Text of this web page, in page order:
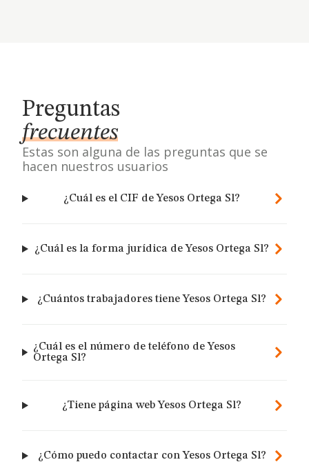
Preguntas
frecuentes
Estas son alguna de las preguntas que se
hacen nuestros usuarios
¿Cuál es el CIF de Yesos Ortega Sl?
¿Cuál es la forma jurídica de Yesos Ortega Sl?
¿Cuántos trabajadores tiene Yesos Ortega Sl?
¿Cuál es el número de teléfono de Yesos
Ortega Sl?
¿Tiene página web Yesos Ortega Sl?
¿Cómo puedo contactar con Yesos Ortega Sl?